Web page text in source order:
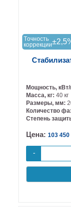
Tочность
коррекции
Мощность,
Масса, кг: 40 кг
Размеры, мм:
Количество
Степень
Цена: 103 450
-